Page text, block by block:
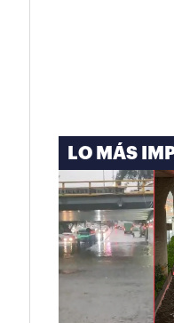
LO MÁS